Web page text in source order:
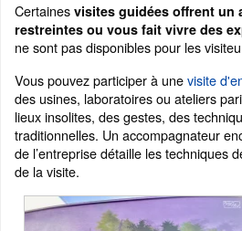
Certaines visites guidées offrent un
restreintes ou vous fait vivre des
ne sont pas disponibles pour les
Vous pouvez participer à unevisite
des usines, laboratoires ou ateliers
lieux insolites, des gestes, des
traditionnelles. Un accompagnateur
de l’entreprise détaille les techniques
de la visite.